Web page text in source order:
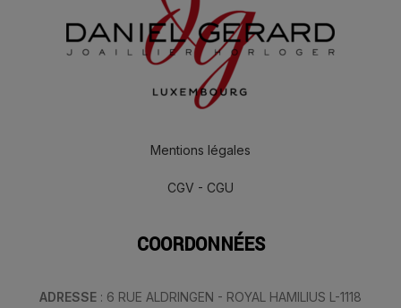
Mentions légales
CGV - CGU
COORDONNÉES
ADRESSE : 6 RUE ALDRINGEN - ROYAL HAMILIUS L-1118